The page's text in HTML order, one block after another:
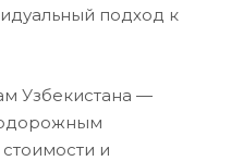
подход к
Узбекистана —
и